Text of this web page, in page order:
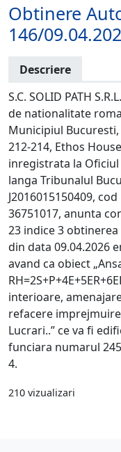
Obtinere
146/
Descriere
S.C. SOLID PATH
de nationalitate
Municipiul Bucuresti,
212-214, Ethos
inregistrata la
langa Tribunalul
J2016015150409,
36751017, anunta
23 indice 3
din data 09.04.2026
avand ca obiect
interioare,
refacere
Lucrari..” ce va fi
funciara numarul
4.
210 vizualizari